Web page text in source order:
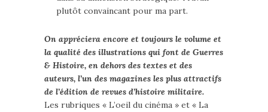
plutôt convaincant pour ma part.
On appréciera encore et toujours le volume et
la qualité des illustrations qui font de Guerres
& Histoire, en dehors des textes et des
auteurs, l’un des magazines les plus attractifs
de l’édition de revues d’histoire militaire.
Les rubriques « L’oeil du cinéma » et « La